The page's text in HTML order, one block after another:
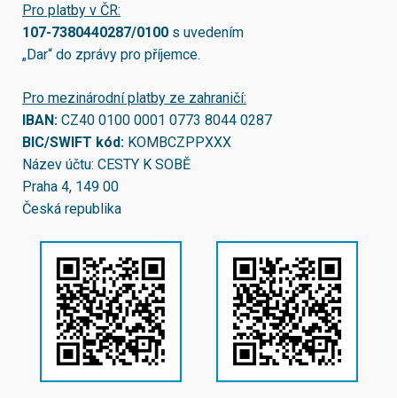
Pro platby v ČR:
107-7380440287/0100 s uvedením
„Dar“ do zprávy pro příjemce.
Pro mezinárodní platby ze zahraničí:
IBAN: CZ40 0100 0001 0773 8044 0287
BIC/SWIFT kód: KOMBCZPPXXX
Název účtu: CESTY K SOBĚ
Praha 4, 149 00
Česká republika